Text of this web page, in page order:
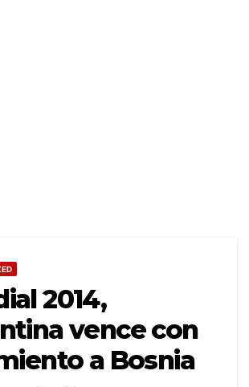
2014,
vence con
a Bosnia